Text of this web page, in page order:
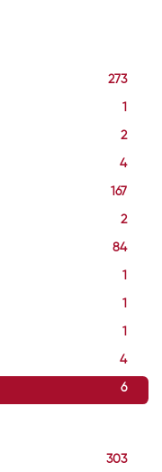
273
1
2
4
167
2
84
1
1
1
4
6
303